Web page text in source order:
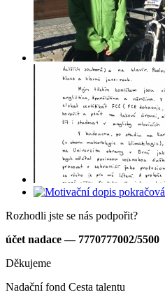
Rozhodli jste se nás podpořit?
účet nadace — 7770777002/5500
Děkujeme
Nadační fond Cesta talentu